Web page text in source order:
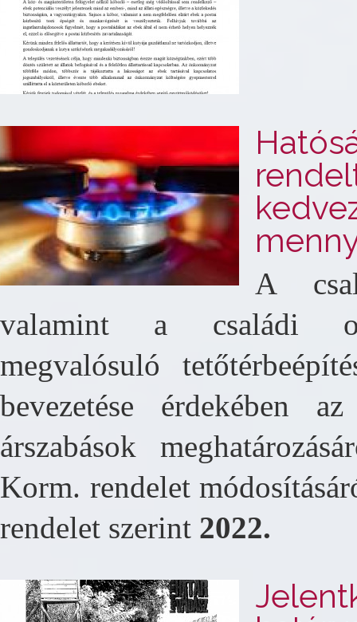
A
valamint a családi
megvalósuló
bevezetése érdekében
árszabások
Korm. rendelet
rendelet szerint 2022.